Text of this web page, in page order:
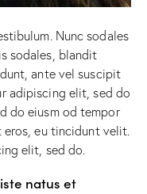
Nunc sodales
sodales, blandit
ante vel suscipit
adipiscing elit, sed do
do eiusm od tempor
eu tincidunt velit.
elit, sed do.
natus et